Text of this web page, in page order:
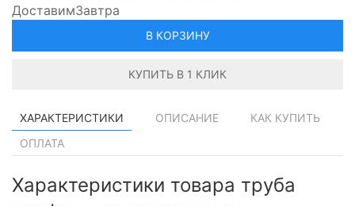
ДоставимЗавтра
В КОРЗИНУ
КУПИТЬ В 1 КЛИК
ХАРАКТЕРИСТИКИ ОПИСАНИЕ
КАК КУПИТЬ
ОПЛАТА
Характеристики товара труба